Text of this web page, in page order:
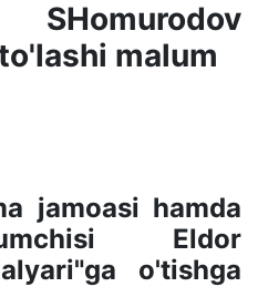
SHomurodov
malum
jamoasi hamda
Eldor
o'tishga